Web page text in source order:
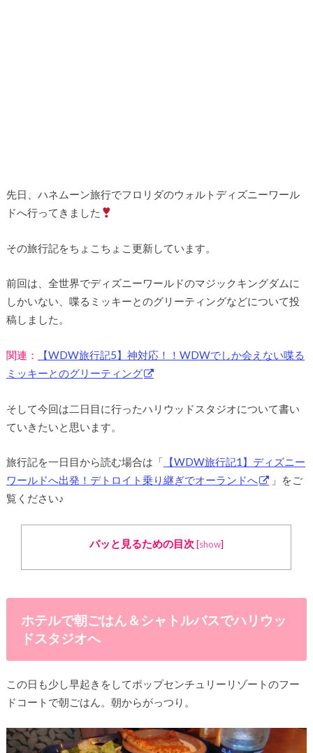
先日、ハネムーン旅行でフロリダのウォルトディズニーワール
ドへ行ってきました
その旅行記をちょこちょこ更新しています。
前回は、全世界でディズニーワールドのマジックキングダムに
しかいない、喋るミッキーとのグリーティングなどについて投
稿しました。
関連：
【WDW旅行記5】神対応！！WDWでしか会えない喋る
ミッキーとのグリーティング
そして今回は二日目に行ったハリウッドスタジオについて書い
ていきたいと思います。
旅行記を一日目から読む場合は「 【WDW旅行記1】ディズニー
ワールドへ出発！デトロイト乗り継ぎでオーランドへ
」をご
覧ください♪
パッと見るための目次 [show]
ホテルで朝ごはん＆シャトルバスでハリウッ
ドスタジオへ
この日も少し早起きをしてポップセンチュリーリゾートのフー
ドコートで朝ごはん。朝からがっつり。